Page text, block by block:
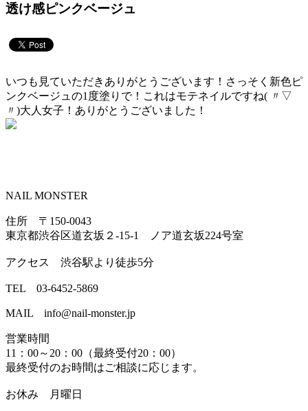
透け感ピンクベージュ
いつも見ていただきありがとうございます！さっそく新色ピ
ンクベージュの1度塗りで！これはモテネイルですね( 〃▽
〃)大人女子！ありがとうございました！
NAIL MONSTER
住所 〒150-0043
東京都渋谷区道玄坂２-15-1 ノア道玄坂224号室
アクセス 渋谷駅より徒歩5分
TEL 03-6452-5869
MAIL info@nail-monster.jp
営業時間
11：00～20：00（最終受付20：00）
最終受付のお時間はご相談に応じます。
お休み 月曜日